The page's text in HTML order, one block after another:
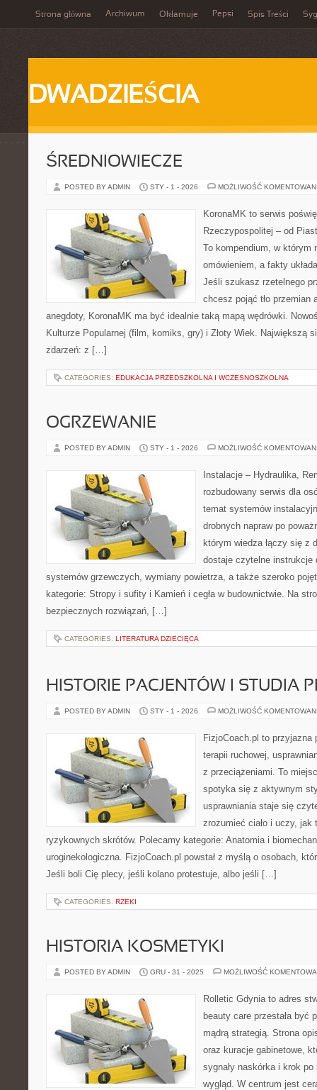
Strona główna Archiwum Okłamuje Pepsi Spis Treści
DWADZIEŚCIA
ŚREDNIOWIECZE
POSTED BY ADMIN STY - 1 - 2026 MOŻLIWOŚĆ
KoronaMK to serwis
Rzeczypospolitej – od
To kompendium, w którym
omówieniem, a fakty
Jeśli szukasz rzetelnego
chcesz pojąć tło przemian
anegdoty, KoronaMK ma być idealnie taką mapą wędrówki.
Kulturze Popularnej (film, komiks, gry) i Złoty Wiek. Największą
zdarzeń: z […]
CATEGORIES: EDUKACJA PRZEDSZKOLNA I WCZESNOSZKOLNA
OGRZEWANIE
POSTED BY ADMIN STY - 1 - 2026 MOŻLIWOŚĆ
Instalacje – Hydraulika,
rozbudowany serwis dla
temat systemów
drobnych napraw po
którym wiedza łączy się z
dostaje czytelne instrukcje
systemów grzewczych, wymiany powietrza, a także szeroko
kategorie: Stropy i sufity i Kamień i cegła w budownictwie. Na
bezpiecznych rozwiązań, […]
CATEGORIES: LITERATURA DZIECIĘCA
HISTORIE PACJENTÓW I STUDIA
POSTED BY ADMIN STY - 1 - 2026 MOŻLIWOŚĆ
FizjoCoach.pl to przyjazna
terapii ruchowej,
z przeciążeniami. To
spotyka się z aktywnym
usprawniania staje się
zrozumieć ciało i uczy, jak
ryzykownych skrótów. Polecamy kategorie: Anatomia i
uroginekologiczna. FizjoCoach.pl powstał z myślą o osobach,
Jeśli boli Cię plecy, jeśli kolano protestuje, albo jeśli […]
CATEGORIES: RZEKI
HISTORIA KOSMETYKI
POSTED BY ADMIN GRU - 31 - 2025 MOŻLIWOŚĆ
Rolletic Gdynia to adres
beauty care przestała być
mądrą strategią. Strona
oraz kuracje gabinetowe,
sygnały naskórka i krok
wygląd. W centrum jest